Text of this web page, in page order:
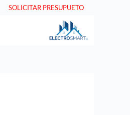
SOLICITAR PRESUPUETO